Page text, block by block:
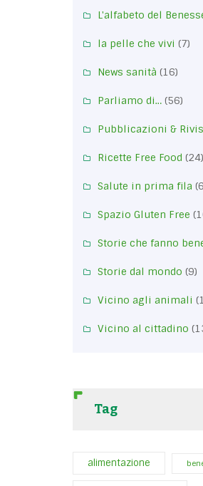
L'alfabeto del
la pelle che vivi (7)
News sanità (16)
Parliamo di… (56)
Pubblicazioni &
Ricette Free Food (24)
Salute in prima fila
Spazio Gluten Free
Storie che fanno
Storie dal mondo (9)
Vicino agli animali
Vicino al cittadino
Tag
alimentazione